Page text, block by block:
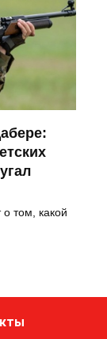
том, какой